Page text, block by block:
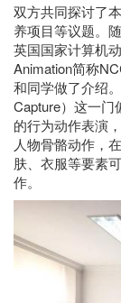
双方共同探讨了
养项目等议题。
英国国家计算机
Animation简称
和同学做了介绍
Capture）这一门
的行为动作表演
人物骨骼动作，
肤、衣服等要素
作。